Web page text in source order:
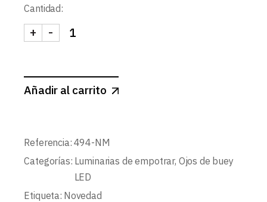
Cantidad:
ARCUS-ARO ORIENTABLE Y TELESCOPICO
-
+
Añadir al carrito
Referencia: 494-NM
Categorías: Luminarias de empotrar, Ojos de buey
LED
Etiqueta: Novedad